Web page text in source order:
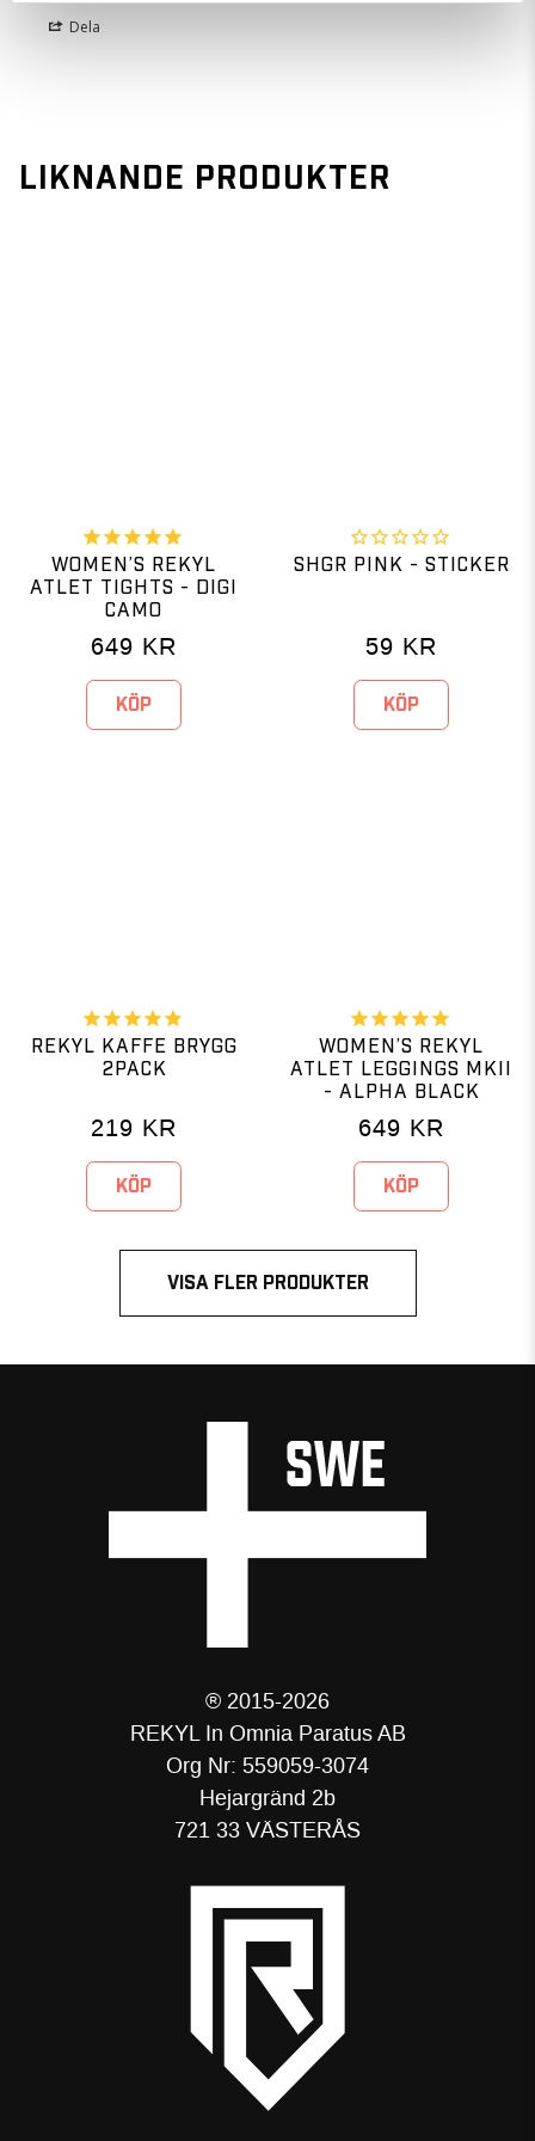
Dela
LIKNANDE PRODUKTER
WOMEN’S REKYL
ATLET TIGHTS - DIGI
CAMO
649 KR
KÖP
SHGR PINK - STICKER
59 KR
KÖP
REKYL KAFFE BRYGG
2PACK
219 KR
KÖP
WOMEN’S REKYL
ATLET LEGGINGS MKII
- ALPHA BLACK
649 KR
KÖP
VISA FLER PRODUKTER
® 2015-2026
REKYL In Omnia Paratus AB
Org Nr: 559059-3074
Hejargränd 2b
721 33 VÄSTERÅS